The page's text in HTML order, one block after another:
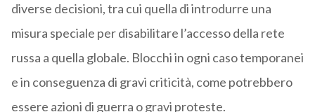
diverse decisioni, tra cui quella di introdurre una
misura speciale per disabilitare l’accesso della rete
russa a quella globale. Blocchi in ogni caso temporanei
e in conseguenza di gravi criticità, come potrebbero
essere azioni di guerra o gravi proteste.